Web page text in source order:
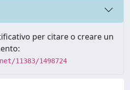
per citare o creare un
11383/1498724